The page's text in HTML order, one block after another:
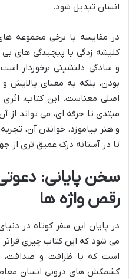
انسان تبدیل شود.
در مقایسه با برخی مجموعه
کلیشه زدگی یا پیچیدگی های بی
و سادگی دلنشینی برخوردار
بودن، بلکه به معنای پالایش
اصلی معناست. این کتاب،
مبتدی تا حرفه ای، می تواند از
و هنر بیاموزد. خواندن آن،
تا در آستانه درک عمیق تری از
سخن پایانی:
رقص واژه ها
در پایان این سفر کوتاه در
می شود که این کتاب چیزی
است که با ظرافت و صداقت،
کشمکش های درونی انسان